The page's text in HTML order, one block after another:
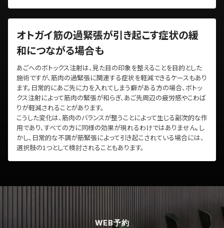
オトガイ筋の過緊張が引き起こす症状の緩
和につながる場合も
あごへのボトックス注射は、見た目の印象を整えることを目的とした
施術ですが、筋肉の過緊張に関連する症状を軽減できるケースもあり
ます。日常的にあご先に力を入れてしまう癖がある方の場合、ボトッ
クス注射によって筋肉の緊張が和らぎ、あご先周辺の疲労感やこわば
りが軽減されることがあります。
こうした変化は、筋肉のバランスが整うことによって生じる副次的な作
用であり、すべての方に同様の効果が現れるわけではありません。し
かし、日常的な不調が筋緊張によって引き起こされている場合には、
選択肢の1つとして検討されることもあります。
WEB予約